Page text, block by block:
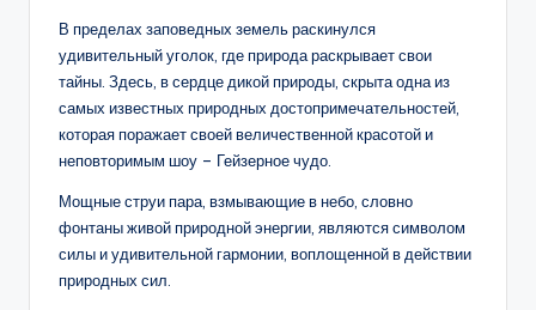
В пределах заповедных земель раскинулся
удивительный уголок, где природа раскрывает свои
тайны. Здесь, в сердце дикой природы, скрыта одна из
самых известных природных достопримечательностей,
которая поражает своей величественной красотой и
неповторимым шоу – Гейзерное чудо.
Мощные струи пара, взмывающие в небо, словно
фонтаны живой природной энергии, являются символом
силы и удивительной гармонии, воплощенной в действии
природных сил.